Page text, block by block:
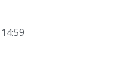
14:59